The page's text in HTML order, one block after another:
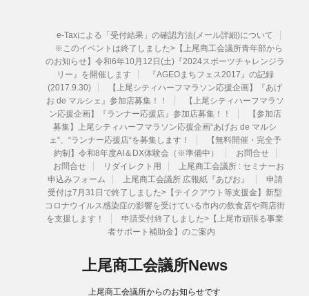
e-Taxによる「受付結果」の確認方法(メール詳細)について
※このイベントは終了しました>【上尾商工会議所青年部から
のお知らせ】令和6年10月12日(土)『2024スポーツチャレンジラ
リー』を開催します
『AGEOまちフェス2017』の記録
(2017.9.30)
【上尾シティハーフマラソン応援企画】『あげ
お de マルシェ』参加店募集！！
【上尾シティハーフマラソ
ン応援企画】『ランナー応援店』参加店募集！！
【参加店
募集】上尾シティハーフマラソン応援企画“あげお de マルシ
ェ“、“ランナー応援店“を募集します！
【無料開催・完全予
約制】令和8年度AI＆DX体験会（※準備中）
お問合せ
お問合せ
リダイレクト用
上尾商工会議所 : セミナーお
申込みフォーム
上尾商工会議所 広報紙『あぴお』
申請
受付は7月31日で終了しました>【テイクアウト等支援金】新型
コロナウイルス感染症の影響を受けている市内の飲食店や商店街
を支援します！
申請受付終了しました>【上尾市頑張る事業
者サポート補助金】のご案内
上尾商工会議所News
上尾商工会議所からのお知らせです